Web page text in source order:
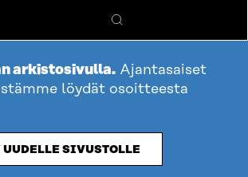
Hae
arkistosivulla. Ajantasaiset
löydät osoitteesta
SIVUSTOLLE